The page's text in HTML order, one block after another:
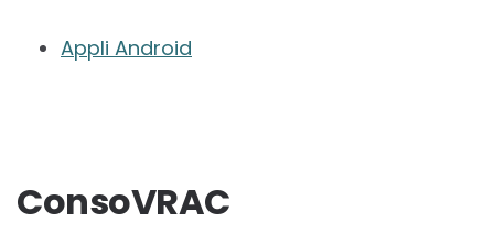
Appli Android
ConsoVRAC